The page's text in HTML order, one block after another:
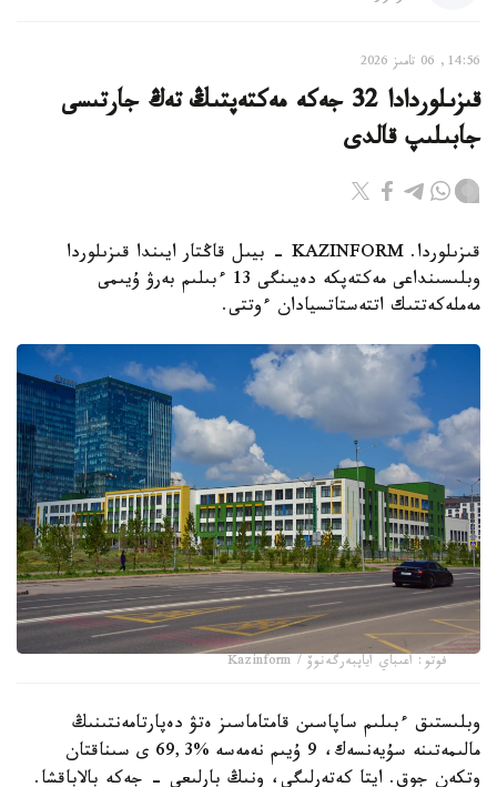
14:56, 06 تامىز 2026
قىزىلوردادا 32 جەكە مەكتەپتىڭ تەڭ جارتىسى
جابىلىپ قالدى
قىزىلوردا. KAZINFORM - بيىل قاڭتار ايىندا قىزىلوردا
وبلىسىنداعى مەكتەپكە دەيىنگى 13 ءبىلىم بەرۋ ۇيىمى
مەملەكەتتىك اتتەستاتسيادان ءوتتى.
فوتو: اعىباي اياپبەرگەنوۆ / Kazinform
وبلىستىق ءبىلىم ساپاسىن قامتاماسىز ەتۋ دەپارتامەنتىنىڭ
مالىمەتىنە سۇيەنسەك، 9 ۇيىم نەمەسە %69,3 ى سىناقتان
وتكەن جوق. ايتا كەتەرلىگى، ونىڭ بارلىعى - جەكە بالاباقشا.